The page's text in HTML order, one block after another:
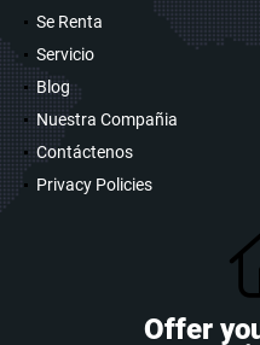
Se Renta
Servicio
Blog
Nuestra Compañia
Contáctenos
Privacy Policies
Offer